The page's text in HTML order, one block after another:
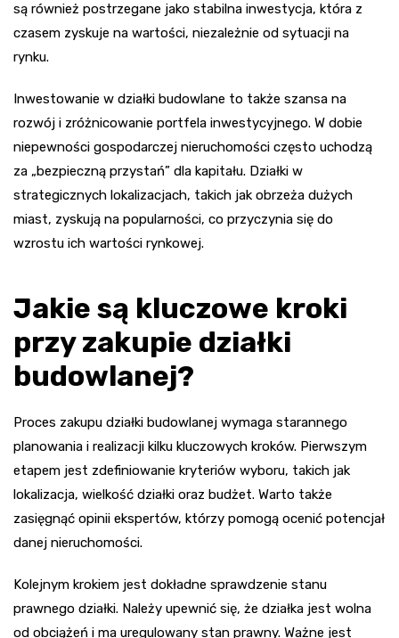
są również postrzegane jako stabilna inwestycja, która z
czasem zyskuje na wartości, niezależnie od sytuacji na
rynku.
Inwestowanie w działki budowlane to także szansa na
rozwój i zróżnicowanie portfela inwestycyjnego. W dobie
niepewności gospodarczej nieruchomości często uchodzą
za „bezpieczną przystań” dla kapitału. Działki w
strategicznych lokalizacjach, takich jak obrzeża dużych
miast, zyskują na popularności, co przyczynia się do
wzrostu ich wartości rynkowej.
Jakie są kluczowe kroki
przy zakupie działki
budowlanej?
Proces zakupu działki budowlanej wymaga starannego
planowania i realizacji kilku kluczowych kroków. Pierwszym
etapem jest zdefiniowanie kryteriów wyboru, takich jak
lokalizacja, wielkość działki oraz budżet. Warto także
zasięgnąć opinii ekspertów, którzy pomogą ocenić potencjał
danej nieruchomości.
Kolejnym krokiem jest dokładne sprawdzenie stanu
prawnego działki. Należy upewnić się, że działka jest wolna
od obciążeń i ma uregulowany stan prawny. Ważne jest